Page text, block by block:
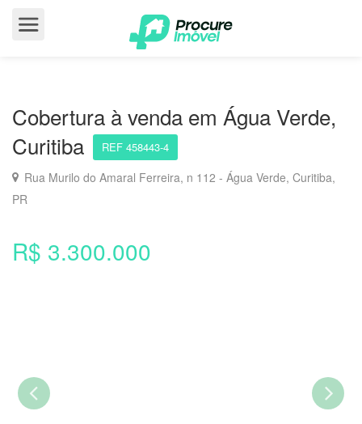
Cobertura à venda em Água Verde,
Curitiba
REF 458443-4
Rua Murilo do Amaral Ferreira, n 112 - Água Verde, Curitiba,
PR
R$ 3.300.000